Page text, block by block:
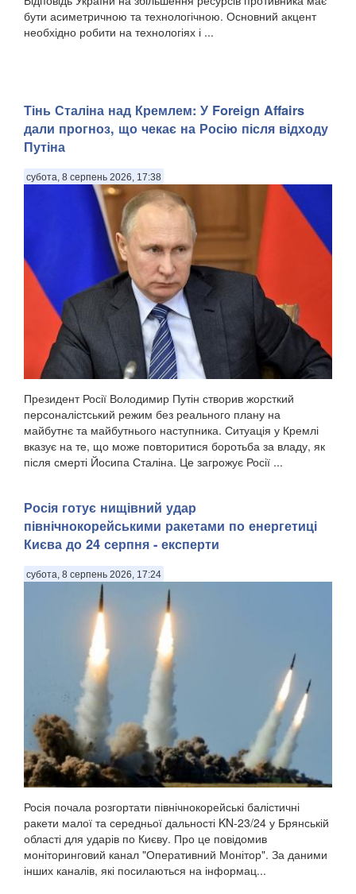
бути асиметричною та технологічною. Основний акцент
необхідно робити на технологіях і ...
Тінь Сталіна над Кремлем: У Foreign Affairs
дали прогноз, що чекає на Росію після відходу
Путіна
субота, 8 серпень 2026, 17:38
Президент Росії Володимир Путін створив жорсткий
персоналістський режим без реального плану на
майбутнє та майбутнього наступника. Ситуація у Кремлі
вказує на те, що може повторитися боротьба за владу, як
після смерті Йосипа Сталіна. Це загрожує Росії ...
Росія готує нищівний удар
північнокорейськими ракетами по енергетиці
Києва до 24 серпня - експерти
субота, 8 серпень 2026, 17:24
Росія почала розгортати північнокорейські балістичні
ракети малої та середньої дальності KN-23/24 у Брянській
області для ударів по Києву. Про це повідомив
моніторинговий канал "Оперативний Монітор". За даними
інших каналів, які посилаються на інформац...